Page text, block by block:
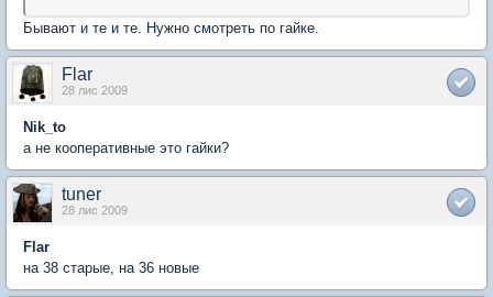
Бывают и те и те. Нужно смотреть по гайке.
Flar
28 лис 2009
Nik_to
а не кооперативные это гайки?
tuner
28 лис 2009
Flar
на 38 старые, на 36 новые